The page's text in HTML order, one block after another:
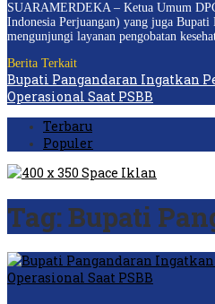
SUARAMERDEKA – Ketua Umum
Indonesia Perjuangan) yang juga Bupati
mengunjungi layanan pengobatan
Berita Terkait
Bupati Pangandaran Ingatkan
Operasional Saat PSBB
Terbaru
Populer
Tag: Bupati